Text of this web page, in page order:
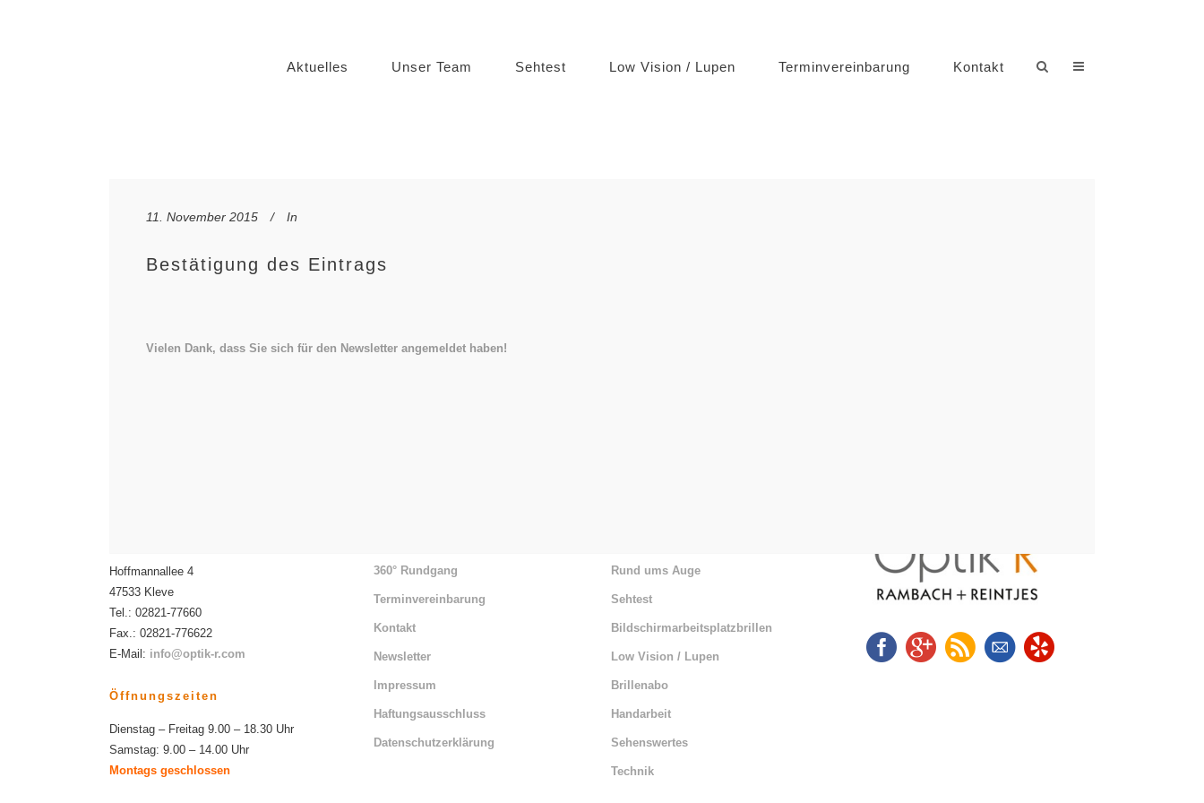
Aktuelles Unser Team Sehtest Low Vision / Lupen Terminvereinbarung Kontakt
11. November 2015 In
Bestätigung des Eintrags
Vielen Dank, dass Sie sich für den Newsletter angemeldet haben!
Hoffmannallee 4
47533 Kleve
Tel.: 02821-77660
Fax.: 02821-776622
E-Mail: info@optik-r.com
Öffnungszeiten
Dienstag – Freitag 9.00 – 18.30 Uhr
Samstag: 9.00 – 14.00 Uhr
Montags geschlossen
360° Rundgang
Terminvereinbarung
Kontakt
Newsletter
Impressum
Haftungsausschluss
Datenschutzerklärung
Rund ums Auge
Sehtest
Bildschirmarbeitsplatzbrillen
Low Vision / Lupen
Brillenabo
Handarbeit
Sehenswertes
Technik